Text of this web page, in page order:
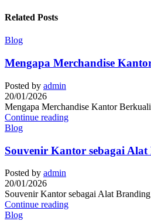
Related Posts
Blog
Mengapa Merchandise
Posted by admin
20/01/2026
Mengapa Merchandise Kantor
Continue reading
Blog
Souvenir Kantor sebagai
Posted by admin
20/01/2026
Souvenir Kantor sebagai Alat
Continue reading
Blog